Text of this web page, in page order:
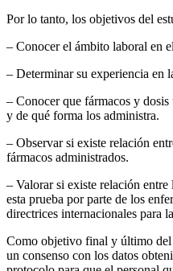
Por lo tanto, los objetivos del
– Conocer el ámbito laboral en
– Determinar su experiencia en
– Conocer que fármacos y
y de qué forma los administra.
– Observar si existe relación
fármacos administrados.
– Valorar si existe relación
esta prueba por parte de los
directrices internacionales para
Como objetivo final y último del
un consenso con los datos